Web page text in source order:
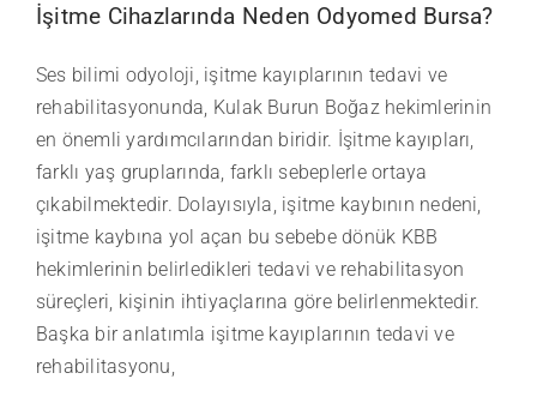
İşitme Cihazlarında Neden Odyomed Bursa?
Ses bilimi odyoloji, işitme kayıplarının tedavi ve
rehabilitasyonunda, Kulak Burun Boğaz hekimlerinin
en önemli yardımcılarından biridir. İşitme kayıpları,
farklı yaş gruplarında, farklı sebeplerle ortaya
çıkabilmektedir. Dolayısıyla, işitme kaybının nedeni,
işitme kaybına yol açan bu sebebe dönük KBB
hekimlerinin belirledikleri tedavi ve rehabilitasyon
süreçleri, kişinin ihtiyaçlarına göre belirlenmektedir.
Başka bir anlatımla işitme kayıplarının tedavi ve
rehabilitasyonu,